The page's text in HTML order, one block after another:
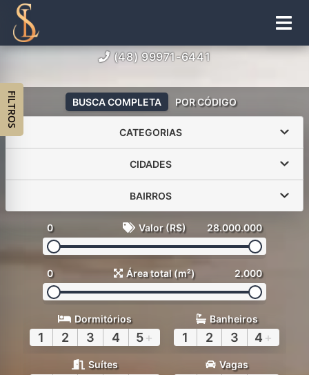
(48) 99971-6441
BUSCA COMPLETA POR CÓDIGO
CATEGORIAS
CIDADES
BAIRROS
0 Valor (R$) 28.000.000
0 Área total (m²) 2.000
Dormitórios
1 2 3 4 5+
Banheiros
1 2 3 4 +
Suítes Vagas
FILTROS